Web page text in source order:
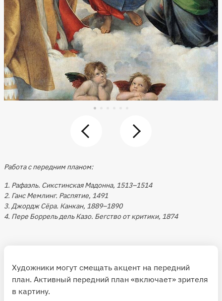
Работа с передним планом:
1. Рафаэль. Сикстинская Мадонна, 1513–1514
2. Ганс Мемлинг. Распятие, 1491
3. Джордж Сёра. Канкан, 1889–1890
4. Пере Боррель дель Казо. Бегство от критики, 1874
Художники могут смещать акцент на передний
план. Активный передний план «включает» зрителя
в картину.